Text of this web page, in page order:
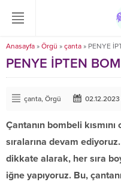
Anasayfa » Örgü » çanta » PENYE
PENYE İPTEN
çanta, Örgü 02.12.2023
Çantanın bombeli
sıralarına devam
dikkate alarak, her sıra
iğne yapıyoruz. Bu,